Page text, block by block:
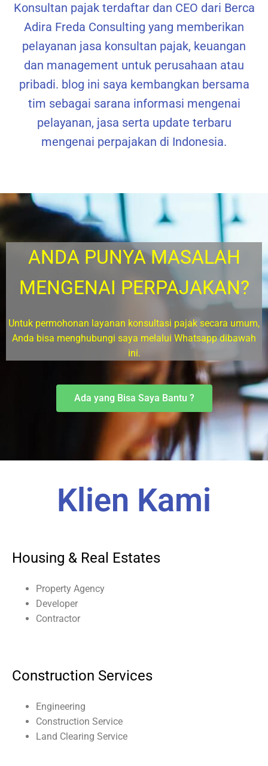
Konsultan pajak terdaftar dan CEO dari Berca
Adira Freda Consulting yang memberikan
pelayanan jasa konsultan pajak, keuangan
dan management untuk perusahaan atau
pribadi. blog ini saya kembangkan bersama
tim sebagai sarana informasi mengenai
pelayanan, jasa serta update terbaru
mengenai perpajakan di Indonesia.
ANDA PUNYA MASALAH
MENGENAI PERPAJAKAN?
Untuk permohonan layanan konsultasi pajak secara umum,
Anda bisa menghubungi saya melalui Whatsapp dibawah
ini.
Ada yang Bisa Saya Bantu ?
Klien Kami
Housing & Real Estates
Property Agency
Developer
Contractor
Construction Services
Engineering
Construction Service
Land Clearing Service